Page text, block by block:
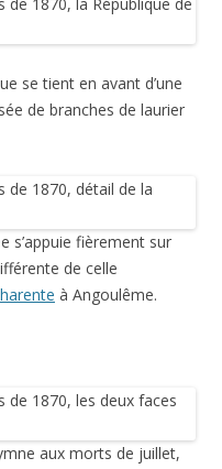
se tient en avant d’une
de branches de laurier
s’appuie fièrement sur
de celle
à Angoulême.
aux morts de juillet,